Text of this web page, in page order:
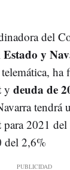
del
Estado y
ha
y deuda de
tendrá
para 2021
del 2,6%